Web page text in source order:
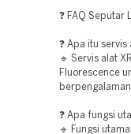
❓ FAQ Seputar
❓ Apa itu
🔹 Servis alat
Fluorescence
❓ Apa fungsi
🔹 Fungsi